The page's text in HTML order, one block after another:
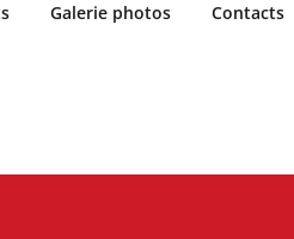
Galerie photos Contacts